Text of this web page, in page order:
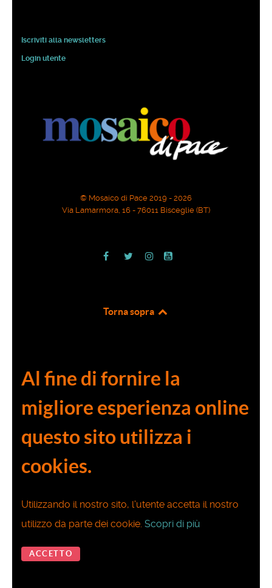
Iscriviti alla newsletters
Login utente
© Mosaico di Pace 2019 - 2026
Via Lamarmora, 16 - 76011 Bisceglie (BT)
Torna sopra
Al fine di fornire la
migliore esperienza online
questo sito utilizza i
cookies.
Utilizzando il nostro sito, l'utente accetta il nostro
utilizzo da parte dei cookie. Scopri di più
ACCETTO